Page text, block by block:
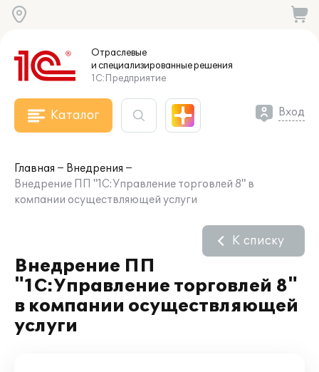
Отраслевые
и специализированныерешения
1С:Предприятие
Каталог Вход
Главная
Внедрения
Внедрение ПП "1С:Управление торговлей 8" в
компании осуществляющей услуги
Внедрение ПП
"1С:Управление торговлей 8"
в компании осуществляющей
услуги
К списку